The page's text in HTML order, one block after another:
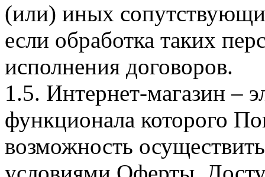
(или) иных
если обработка таких
исполнения договоров.
1.5. Интернет-магазин –
функционала которого
возможность